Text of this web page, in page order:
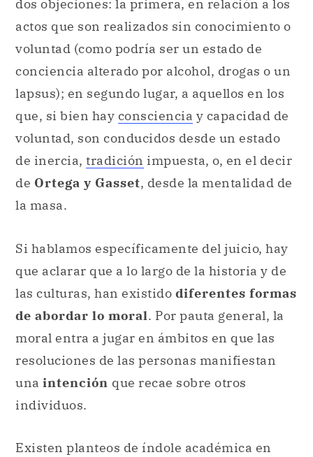
dos objeciones: la primera, en relación a los
actos que son realizados sin conocimiento o
voluntad (como podría ser un estado de
conciencia alterado por alcohol, drogas o un
lapsus); en segundo lugar, a aquellos en los
que, si bien hay consciencia y capacidad de
voluntad, son conducidos desde un estado
de inercia, tradición impuesta, o, en el decir
de Ortega y Gasset, desde la mentalidad de
la masa.
Si hablamos específicamente del juicio, hay
que aclarar que a lo largo de la historia y de
las culturas, han existido diferentes formas
de abordar lo moral. Por pauta general, la
moral entra a jugar en ámbitos en que las
resoluciones de las personas manifiestan
una intención que recae sobre otros
individuos.
Existen planteos de índole académica en